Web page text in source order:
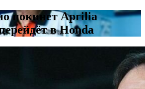
покинет Aprilia
в Honda